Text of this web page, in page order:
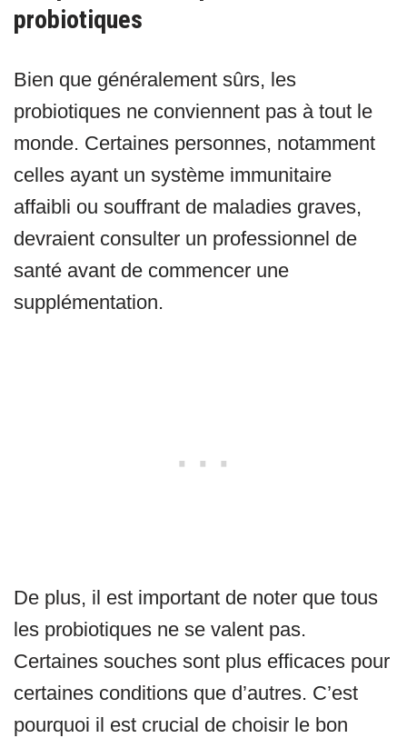
probiotiques
Bien que généralement sûrs, les
probiotiques ne conviennent pas à tout le
monde. Certaines personnes, notamment
celles ayant un système immunitaire
affaibli ou souffrant de maladies graves,
devraient consulter un professionnel de
santé avant de commencer une
supplémentation.
De plus, il est important de noter que tous
les probiotiques ne se valent pas.
Certaines souches sont plus efficaces pour
certaines conditions que d’autres. C’est
pourquoi il est crucial de choisir le bon